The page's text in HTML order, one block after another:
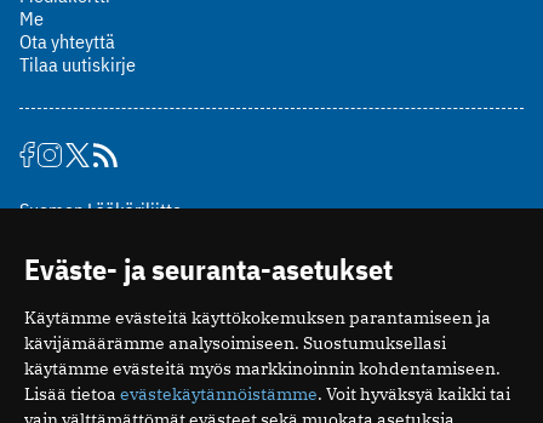
Me
Ota yhteyttä
Tilaa uutiskirje
Suomen Lääkäriliitto
00510 Helsinki
puh. (09) 393 091
toimitus@potilaanlaakarilehti.fi
ISSN 2323-9476
Eväste- ja seuranta-asetukset
Käytämme evästeitä käyttökokemuksen parantamiseen ja
kävijämäärämme analysoimiseen. Suostumuksellasi
käytämme evästeitä myös markkinoinnin kohdentamiseen.
Lisää tietoa evästekäytännöistämme. Voit hyväksyä kaikki tai